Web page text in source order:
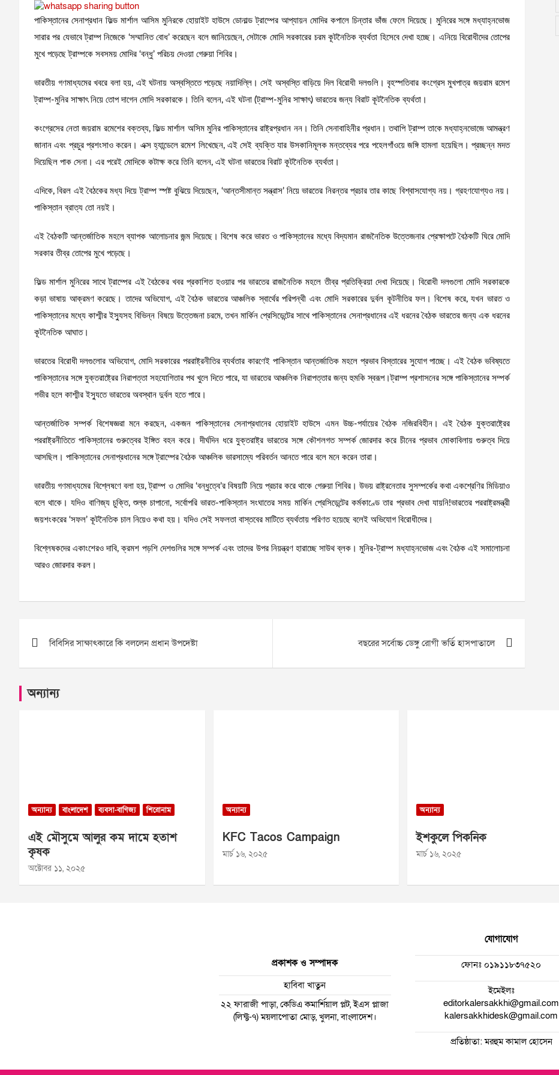
পাকিস্তানের সেনাপ্রধান ফিল্ড মার্শাল আসিম মুনিরকে হোয়াইট হাউসে ডোনাল্ড ট্রাম্পের আপ্যায়ন মোদির কপালে চিন্তার ভাঁজ ফেলে দিয়েছে। মুনিরের সঙ্গে মধ্যাহ্নভোজ
সারার পর যেভাবে ট্রাম্প নিজেকে ‘সম্মানিত বোধ’ করেছেন বলে জানিয়েছেন, সেটাকে মোদি সরকারের চরম কূটনৈতিক ব্যর্থতা হিসেবে দেখা হচ্ছে। এনিয়ে বিরোধীদের তোপের
মুখে পড়েছে ট্রাম্পকে সবসময় মোদির ‘বন্ধু’ পরিচয় দেওয়া গেরুয়া শিবির।
ভারতীয় গণমাধ্যমের খবরে বলা হয়, এই ঘটনায় অস্বস্তিতে পড়েছে নয়াদিল্লি। সেই অস্বস্তি বাড়িয়ে দিল বিরোধী দলগুলি। বৃহস্পতিবার কংগ্রেস মুখপাত্র জয়রাম রমেশ
ট্রাম্প-মুনির সাক্ষাৎ নিয়ে তোপ দাগেন মোদি সরকারকে। তিনি বলেন, এই ঘটনা (ট্রাম্প-মুনির সাক্ষাৎ) ভারতের জন্য বিরাট কূটনৈতিক ব্যর্থতা।
কংগ্রেসের নেতা জয়রাম রমেশের বক্তব্য, ফিল্ড মার্শাল অসিম মুনির পাকিস্তানের রাষ্ট্রপ্রধান নন। তিনি সেনাবাহিনীর প্রধান। তথাপি ট্রাম্প তাকে মধ্যাহ্নভোজে আমন্ত্রণ
জানান এবং প্রচুর প্রশংসাও করেন। এক্স হ্যান্ডেলে রমেশ লিখেছেন, এই সেই ব্যক্তি যার উসকানিমূলক মন্তব্যের পরে পহেলগাঁওয়ে জঙ্গি হামলা হয়েছিল। প্রচ্ছন্ন মদত
দিয়েছিল পাক সেনা। এর পরেই মোদিকে কটাক্ষ করে তিনি বলেন, এই ঘটনা ভারতের বিরাট কূটনৈতিক ব্যর্থতা।
এদিকে, বিরল এই বৈঠকের মধ্য দিয়ে ট্রাম্প স্পষ্ট বুঝিয়ে দিয়েছেন, ‘আন্তসীমান্ত সন্ত্রাস’ নিয়ে ভারতের নিরন্তর প্রচার তার কাছে বিশ্বাসযোগ্য নয়। গ্রহণযোগ্যও নয়।
পাকিস্তান ব্রাত্য তো নয়ই।
এই বৈঠকটি আন্তর্জাতিক মহলে ব্যাপক আলোচনার জন্ম দিয়েছে। বিশেষ করে ভারত ও পাকিস্তানের মধ্যে বিদ্যমান রাজনৈতিক উত্তেজনার প্রেক্ষাপটে বৈঠকটি ঘিরে মোদি
সরকার তীব্র তোপের মুখে পড়েছে।
ফিল্ড মার্শাল মুনিরের সাথে ট্রাম্পের এই বৈঠকের খবর প্রকাশিত হওয়ার পর ভারতের রাজনৈতিক মহলে তীব্র প্রতিক্রিয়া দেখা দিয়েছে। বিরোধী দলগুলো মোদি সরকারকে
কড়া ভাষায় আক্রমণ করেছে। তাদের অভিযোগ, এই বৈঠক ভারতের আঞ্চলিক স্বার্থের পরিপন্থী এবং মোদি সরকারের দুর্বল কূটনীতির ফল। বিশেষ করে, যখন ভারত ও
পাকিস্তানের মধ্যে কাশ্মীর ইস্যুসহ বিভিন্ন বিষয়ে উত্তেজনা চরমে, তখন মার্কিন প্রেসিডেন্টের সাথে পাকিস্তানের সেনাপ্রধানের এই ধরনের বৈঠক ভারতের জন্য এক ধরনের
কূটনৈতিক আঘাত।
ভারতের বিরোধী দলগুলোর অভিযোগ, মোদি সরকারের পররাষ্ট্রনীতির ব্যর্থতার কারণেই পাকিস্তান আন্তর্জাতিক মহলে প্রভাব বিস্তারের সুযোগ পাচ্ছে। এই বৈঠক ভবিষ্যতে
পাকিস্তানের সঙ্গে যুক্তরাষ্ট্রের নিরাপত্তা সহযোগিতার পথ খুলে দিতে পারে, যা ভারতের আঞ্চলিক নিরাপত্তার জন্য হুমকি স্বরূপ।ট্রাম্প প্রশাসনের সঙ্গে পাকিস্তানের সম্পর্ক
গভীর হলে কাশ্মীর ইস্যুতে ভারতের অবস্থান দুর্বল হতে পারে।
আন্তর্জাতিক সম্পর্ক বিশেষজ্ঞরা মনে করছেন, একজন পাকিস্তানের সেনাপ্রধানের হোয়াইট হাউসে এমন উচ্চ-পর্যায়ের বৈঠক নজিরবিহীন। এই বৈঠক যুক্তরাষ্ট্রের
পররাষ্ট্রনীতিতে পাকিস্তানের গুরুত্বের ইঙ্গিত বহন করে। দীর্ঘদিন ধরে যুক্তরাষ্ট্র ভারতের সঙ্গে কৌশলগত সম্পর্ক জোরদার করে চীনের প্রভাব মোকাবিলায় গুরুত্ব দিয়ে
আসছিল। পাকিস্তানের সেনাপ্রধানের সঙ্গে ট্রাম্পের বৈঠক আঞ্চলিক ভারসাম্যে পরিবর্তন আনতে পারে বলে মনে করেন তারা।
ভারতীয় গণমাধ্যমের বিশ্লেষণে বলা হয়, ট্রাম্প ও মোদির ‘বন্ধুত্বে’র বিষয়টি নিয়ে প্রচার করে থাকে গেরুয়া শিবির। উভয় রাষ্ট্রনেতার সুসম্পর্কের কথা একশ্রেণির মিডিয়াও
বলে থাকে। যদিও বাণিজ্য চুক্তি, শুল্ক চাপানো, সর্বোপরি ভারত-পাকিস্তান সংঘাতের সময় মার্কিন প্রেসিডেন্টের কর্মকাণ্ডে তার প্রভাব দেখা যায়নি!ভারতের পররাষ্ট্রমন্ত্রী
জয়শংকরের ‘সফল’ কূটনৈতিক চাল নিয়েও কথা হয়। যদিও সেই সফলতা বাস্তবের মাটিতে ব্যর্থতায় পরিণত হয়েছে বলেই অভিযোগ বিরোধীদের।
বিশ্লেষকদের একাংশেরও দাবি, ক্রমশ পড়শি দেশগুলির সঙ্গে সম্পর্ক এবং তাদের উপর নিয়ন্ত্রণ হারাচ্ছে সাউথ ব্লক। মুনির-ট্রাম্প মধ্যাহ্নভোজ এবং বৈঠক এই সমালোচনা
আরও জোরদার করল।
navigation
বিবিসির সাক্ষাৎকারে কি বললেন প্রধান উপদেষ্টা বছরের সর্বোচ্চ ডেঙ্গু রোগী ভর্তি হাসপাতালে
অন্যান্য
অন্যান্য বাংলাদেশ ব্যবসা-বাণিজ্য শিরোনাম
এই মৌসুমে আলুর কম দামে হতাশ
কৃষক
অক্টোবর ১১, ২০২৫
অন্যান্য
KFC Tacos Campaign
মার্চ ১৬, ২০২৫
অন্যান্য
ইশকুলে পিকনিক
মার্চ ১৬, ২০২৫
প্রকাশক ও সম্পাদক
হাবিবা খাতুন
২২ ফারাজী পাড়া, কেডিএ কমার্শিয়াল প্লট, ইএস প্লাজা
(লিফ্ট-৭) ময়লাপোতা মোড়, খুলনা, বাংলাদেশ।
যোগাযোগ
ফোনঃ ০১৯১১৮৩৭৫২০
ইমেইলঃ
editorkalersakkhi@gmail.com
kalersakkhidesk@gmail.com
প্রতিষ্ঠাতা: মরহুম কামাল হোসেন